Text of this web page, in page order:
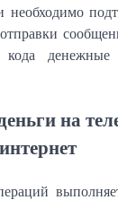
необходимо
кода денежные
на
интернет